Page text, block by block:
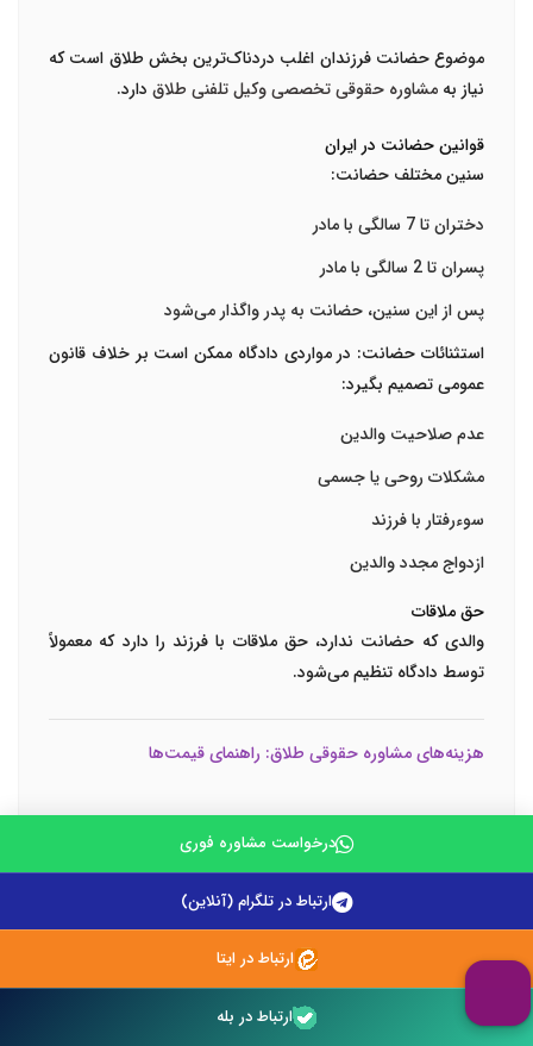
موضوع حضانت فرزندان اغلب دردناک‌ترین بخش طلاق است که
نیاز به مشاوره حقوقی تخصصی وکیل تلفنی طلاق دارد.
قوانین حضانت در ایران
سنین مختلف حضانت:
دختران تا 7 سالگی با مادر
پسران تا 2 سالگی با مادر
پس از این سنین، حضانت به پدر واگذار می‌شود
استثنائات حضانت: در مواردی دادگاه ممکن است بر خلاف قانون
عمومی تصمیم بگیرد:
عدم صلاحیت والدین
مشکلات روحی یا جسمی
سوءرفتار با فرزند
ازدواج مجدد والدین
حق ملاقات
والدی که حضانت ندارد، حق ملاقات با فرزند را دارد که معمولاً
توسط دادگاه تنظیم می‌شود.
هزینه‌های مشاوره حقوقی طلاق: راهنمای قیمت‌ها
مشاوره حقوقی ارزان با وکیل طلاقیکی از جستجوهای رایج
است، اما مهم است بدانید که قیمت مشاوره بر اساس عوامل
مختلفی تعیین می‌شود.
تجربه وکیل:
وکلای با تجربه بیشتر معمولاً تعرفه بالاتری دارند.
پیچیدگی پرونده:
پرونده‌های پیچیده با اموال زیاد یا مشکلات
درخواست مشاوره فوری
ارتباط در تلگرام (آنلاین)
ارتباط در ایتا
ارتباط در بله